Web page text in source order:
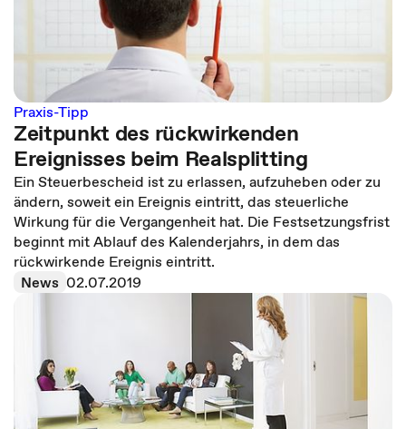
Praxis-Tipp
Zeitpunkt des rückwirkenden
Ereignisses beim Realsplitting
Ein Steuerbescheid ist zu erlassen, aufzuheben oder zu
ändern, soweit ein Ereignis eintritt, das steuerliche
Wirkung für die Vergangenheit hat. Die Festsetzungsfrist
beginnt mit Ablauf des Kalenderjahrs, in dem das
rückwirkende Ereignis eintritt.
News 02.07.2019